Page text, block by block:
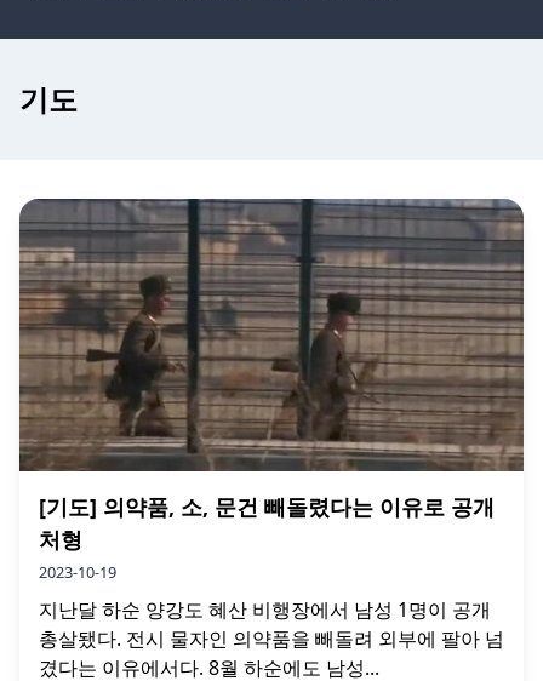
기도
[기도] 의약품, 소, 문건 빼돌렸다는 이유로 공개
처형
2023-10-19
지난달 하순 양강도 혜산 비행장에서 남성 1명이 공개
총살됐다. 전시 물자인 의약품을 빼돌려 외부에 팔아 넘
겼다는 이유에서다. 8월 하순에도 남성...